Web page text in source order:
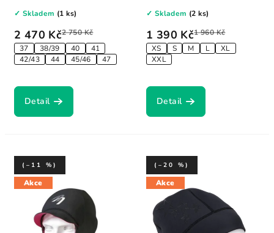
2 470 Kč2 750 Kč
37 38/39 40
41
42/43
44 45/46 47
✓ Skladem (1 ks)
Detail
1 390 Kč1 960 Kč
XS S M L
XL
XXL
✓ Skladem (2 ks)
Detail
Akce
(–11 %)
Akce
(–20 %)